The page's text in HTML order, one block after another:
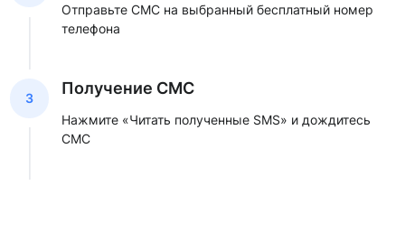
Отправьте СМС на выбранный бесплатный номер
телефона
3
Получение СМС
Нажмите «Читать полученные SMS» и дождитесь
СМС